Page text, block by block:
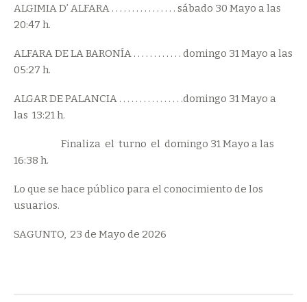
ALGIMIA D’ ALFARA . . . . . . . . . . . . . . . . sábado 30 Mayo a las
20:47 h.
ALFARA DE LA BARONÍA . . . . . . . . . . . . domingo 31 Mayo a las
05:27 h.
ALGAR DE PALANCIA . . . . . . . . . . . . . . . .domingo 31 Mayo a
las 13:21 h.
Finaliza el turno el domingo 31 Mayo a las
16:38 h.
Lo que se hace público para el conocimiento de los
usuarios.
SAGUNTO, 23 de Mayo de 2026